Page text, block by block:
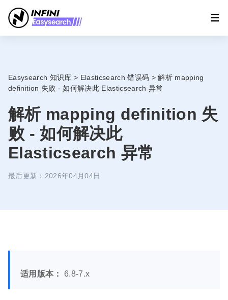
Easysearch 知识库 > Elasticsearch 错误码 > 解析 mapping
definition 失败 - 如何解决此 Elasticsearch 异常
解析 mapping definition 失
败 - 如何解决此
Elasticsearch 异常
最后更新：2026年04月04日
适用版本： 6.8-7.x